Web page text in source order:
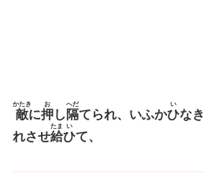
敵
かたき
に押
お
し 隔
へだ
てられ、いふかひ
い
なき
れさせ給
たま
ひ
い
て、